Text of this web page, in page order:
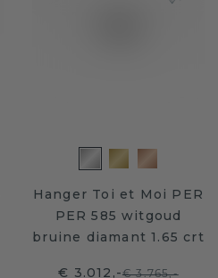
Hanger Toi et Moi PER
PER 585 witgoud
bruine diamant 1.65 crt
€ 3.012,-€ 3.765,-